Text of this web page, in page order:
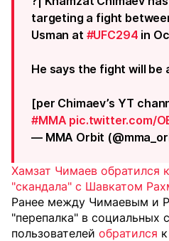
targeting a fight
Usman at #UFC294 in
He says the fight will be
[per Chimaev’s YT
#MMA pic.twitter.com/
— MMA Orbit
Хамзат Чимаев обратился
"скандала" с Шавкатом
Ранее между Чимаевым и
"перепалка" в социальных
пользователей обратился